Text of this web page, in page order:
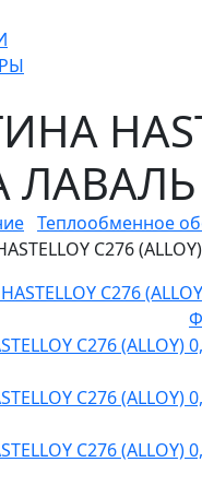
Теплообменное
C276